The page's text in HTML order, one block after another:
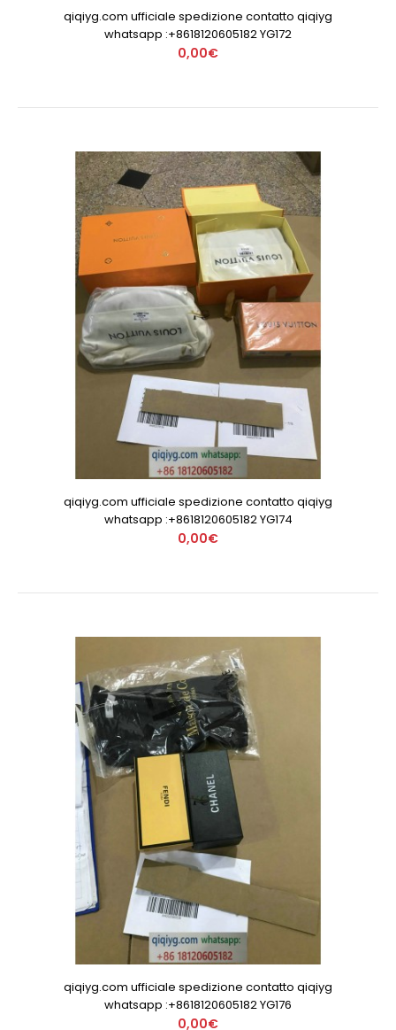
qiqiyg.com ufficiale spedizione contatto qiqiyg
whatsapp :+8618120605182 YG172
0,00€
qiqiyg.com ufficiale spedizione contatto qiqiyg
whatsapp :+8618120605182 YG174
0,00€
qiqiyg.com ufficiale spedizione contatto qiqiyg
whatsapp :+8618120605182 YG176
0,00€